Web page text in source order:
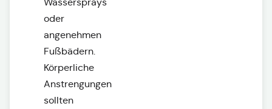
oder
angenehmen
Fußbädern.
Körperliche
Anstrengungen
sollten